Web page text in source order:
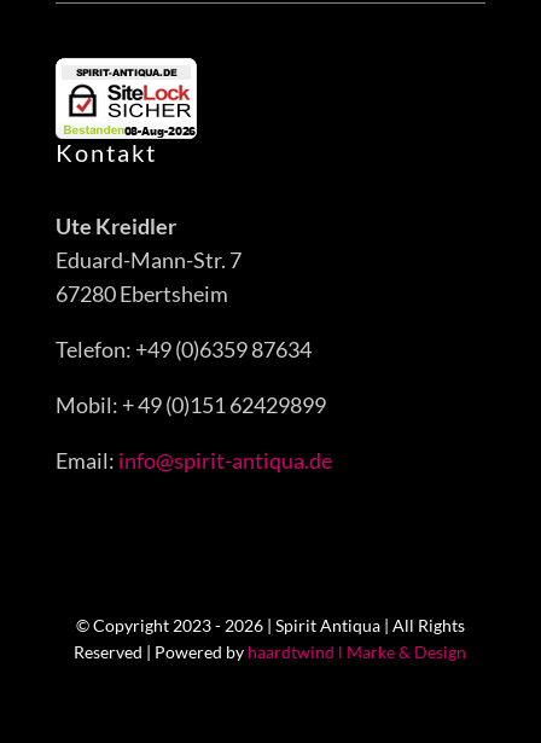
Kontakt
Ute Kreidler
Eduard-Mann-Str. 7
67280 Ebertsheim
Telefon: +49 (0)6359 87634
Mobil: + 49 (0)151 62429899
Email: info@spirit-antiqua.de
© Copyright 2023 - 2026 | Spirit Antiqua | All Rights
Reserved | Powered by haardtwind l Marke & Design